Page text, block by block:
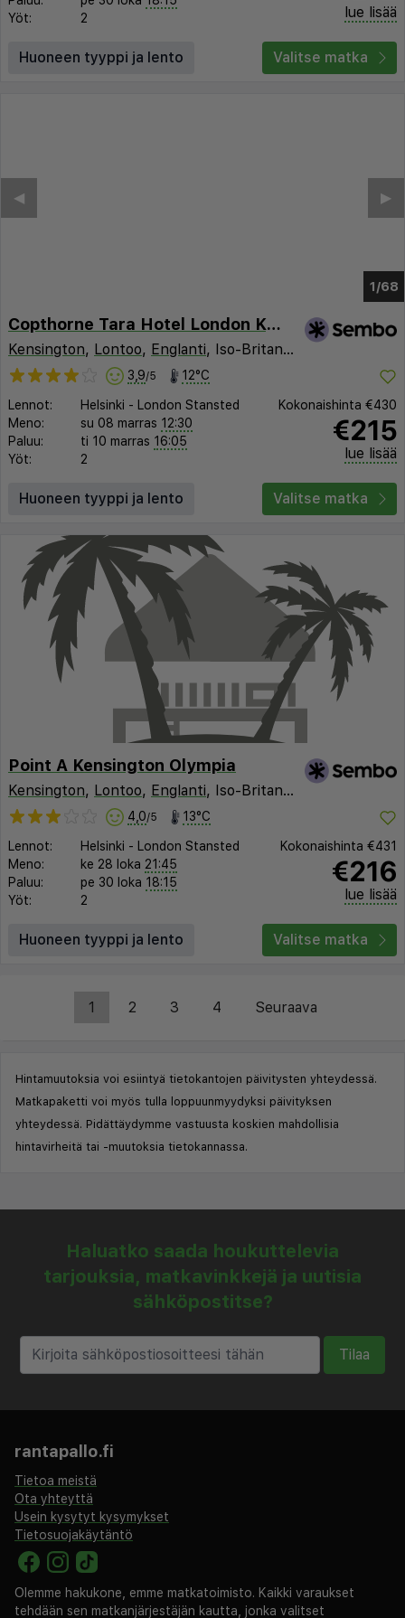
Yöt:
2 lue lisää
Huoneen tyyppi ja lento Valitse matka
1/64
▶︎
◀︎
Copthorne Tara Hotel London Kensington
Kensington, Lontoo, Englanti, Iso-Britannia
3,9/5 12°C
Lennot: Helsinki -
London Stansted
Meno:
su 08 marras 12:30
Paluu:
ti 10 marras 16:05
Yöt:
2
Kokonaishinta €430
€215
lue lisää
Huoneen tyyppi ja lento Valitse matka
Point A Kensington Olympia
Kensington, Lontoo, Englanti, Iso-Britannia
4,0/5 13°C
Lennot: Helsinki -
London Stansted
Meno:
ke 28 loka 21:45
Paluu:
pe 30 loka 18:15
Yöt:
2
Kokonaishinta €431
€216
lue lisää
Huoneen tyyppi ja lento Valitse matka
1 2 3 4 Seuraava
Hintamuutoksia voi esiintyä tietokantojen päivitysten yhteydessä.
Matkapaketti voi myös tulla loppuunmyydyksi päivityksen
yhteydessä. Pidättäydymme vastuusta koskien mahdollisia
hintavirheitä tai -muutoksia tietokannassa.
Haluatko saada houkuttelevia
tarjouksia, matkavinkkejä ja uutisia
sähköpostitse?
Tilaa
rantapallo.fi
Tietoa meistä
Ota yhteyttä
Usein kysytyt kysymykset
Tietosuojakäytäntö
Olemme hakukone, emme matkatoimisto. Kaikki varaukset
tehdään sen matkanjärjestäjän kautta, jonka valitset